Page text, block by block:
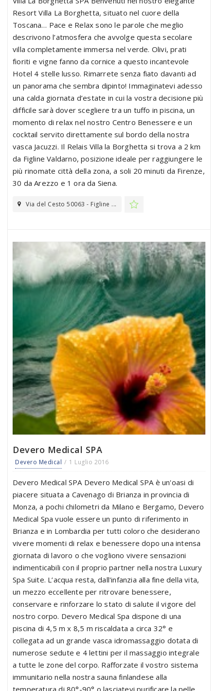
Resort Villa La Borghetta, situato nel cuore della
Toscana… Pace e Relax sono le parole che meglio
descrivono l’atmosfera che avvolge questa secolare
villa completamente immersa nel verde. Olivi, prati
fioriti e vigne fanno da cornice a questo incantevole
Hotel 4 stelle lusso. Rimarrete senza fiato davanti ad
un panorama che sembra dipinto! Immaginatevi adesso
una calda giornata d’estate in cui la vostra decisione più
difficile sarà dover scegliere tra un tuffo in piscina, un
momento di relax nel nostro Centro Benessere e un
cocktail servito direttamente sul bordo della nostra
vasca Jacuzzi. Il Relais Villa la Borghetta si trova a 2 km
da Figline Valdarno, posizione ideale per raggiungere le
più rinomate città della zona, a soli 20 minuti da Firenze,
30 da Arezzo e 1 ora da Siena.
Via del Cesto 50063 - Figline ...
Devero Medical SPA
Devero Medical 1 Luglio 2016
Devero Medical SPA Devero Medical SPA è un'oasi di
piacere situata a Cavenago di Brianza in provincia di
Monza, a pochi chilometri da Milano e Bergamo, Devero
Medical Spa vuole essere un punto di riferimento in
Brianza e in Lombardia per tutti coloro che desiderano
vivere momenti di relax e benessere dopo una intensa
giornata di lavoro o che vogliono vivere sensazioni
indimenticabili con il proprio partner nella nostra Luxury
Spa Suite. L’acqua resta, dall'infanzia alla fine della vita,
un mezzo eccellente per ritrovare benessere,
conservare e rinforzare lo stato di salute il vigore del
nostro corpo. Devero Medical Spa dispone di una
piscina di 4,5 m x 8,5 m riscaldata a circa 32° e
collegata ad un grande vasca idromassaggio dotata di
numerose sedute e 4 lettini per il massaggio integrale
a tutte le zone del corpo. Rafforzate il vostro sistema
immunitario nella nostra sauna finlandese alla
temperatura di 80°-90° o lasciatevi purificare la pelle